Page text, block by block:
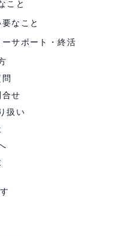
こと
なこと
サポート・終活
せ
扱い